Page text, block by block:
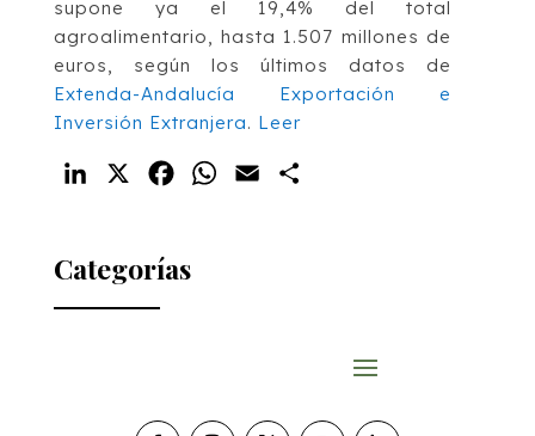
supone ya el 19,4% del total
agroalimentario, hasta 1.507 millones de
euros, según los últimos datos de
Extenda-Andalucía Exportación e
Inversión Extranjera. Leer
LinkedIn FacebookWhatsApp
Email
Categorías